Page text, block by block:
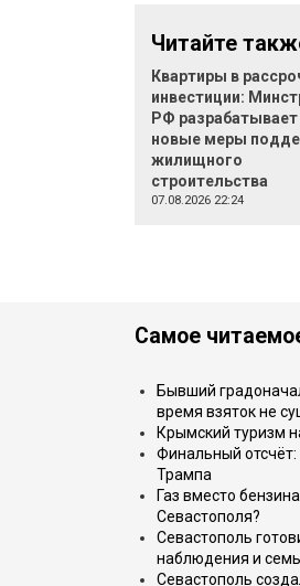
Читайте
Квартиры в
инвестиции:
РФ разрабатывает
новые меры
жилищного
строительства
07.08.2026 22:24
Самое
Бывший
время взяток не
Крымский туризм
Финальный отсчёт:
Трампа
Газ вместо
Севастополя?
Севастополь
наблюдения и
Севастополь